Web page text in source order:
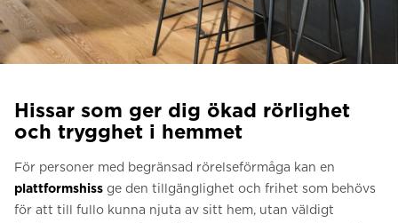
Be om ett offertförslag
Kontakta oss
FAQ
SV
Hissar som ger dig ökad rörlighet
och trygghet i hemmet
För personer med begränsad rörelseförmåga kan en
plattformshiss ge den tillgänglighet och frihet som behövs
för att till fullo kunna njuta av sitt hem, utan väldigt